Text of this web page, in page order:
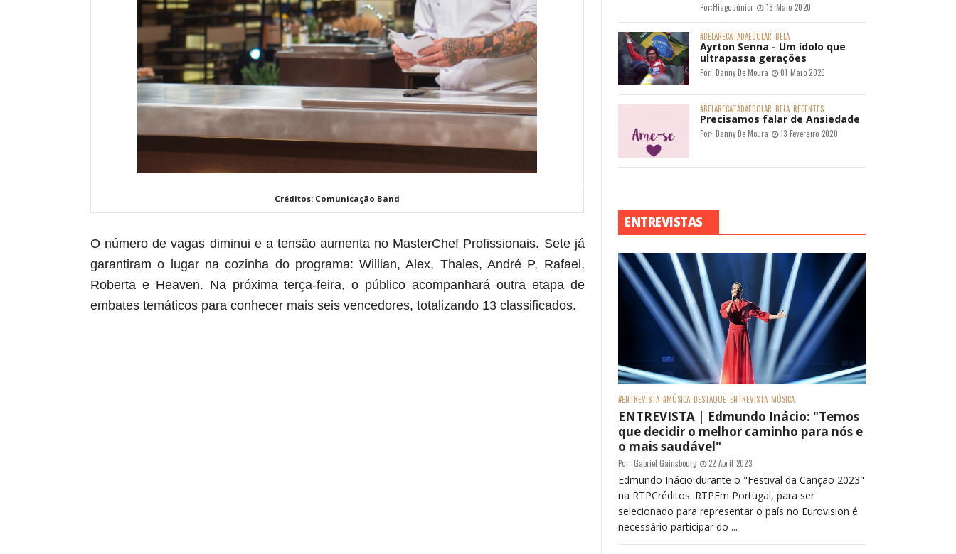
Créditos: Comunicação Band
O número de vagas diminui e a tensão aumenta no MasterChef Profissionais. Sete já
garantiram o lugar na cozinha do programa: Willian, Alex, Thales, André P, Rafael,
Roberta e Heaven. Na próxima terça-feira, o público acompanhará outra etapa de
embates temáticos para conhecer mais seis vencedores, totalizando 13 classificados.
Por:Hiago Júnior 18 Maio 2020
#BELARECATADAEDOLAR BELA
Ayrton Senna - Um ídolo que
ultrapassa gerações
Por: Danny De Moura 01 Maio 2020
#BELARECATADAEDOLAR BELA RECENTES
Precisamos falar de Ansiedade
Por: Danny De Moura 13 Fevereiro 2020
ENTREVISTAS
#ENTREVISTA #MÚSICA DESTAQUE ENTREVISTA MÚSICA
ENTREVISTA | Edmundo Inácio: "Temos
que decidir o melhor caminho para nós e
o mais saudável"
Por: Gabriel Gainsbourg 22 Abril 2023
Edmundo Inácio durante o "Festival da Canção 2023"
na RTPCréditos: RTPEm Portugal, para ser
selecionado para representar o país no Eurovision é
necessário participar do ...